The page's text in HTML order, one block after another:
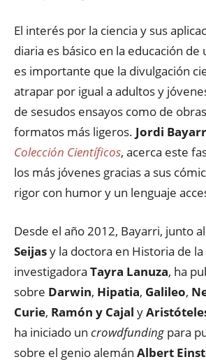
El interés por la ciencia y sus
diaria es básico en la educación de
es importante que la divulgación
atrapar por igual a adultos y
de sesudos ensayos como de
formatos más ligeros. Jordi
Colección Científicos, acerca este
los más jóvenes gracias a sus
rigor con humor y un lenguaje
Desde el año 2012, Bayarri, junto
Seijasy la doctora en Historia de la
investigadora Tayra Lanuza, ha
sobre Darwin, Hipatia, Galileo,
Curie, Ramón y Cajal y
ha iniciado un crowdfunding para
sobre el genio alemán Albert